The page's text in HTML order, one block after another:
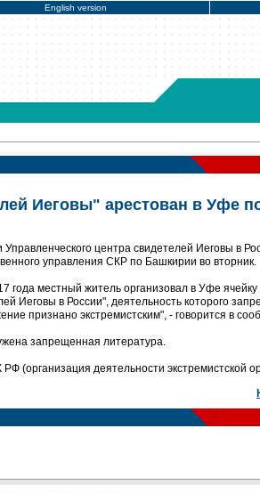
English version
Иеговы" арестован в Уфе
центра свидетелей Иеговы в
управления СКР по Башкирии во вторник.
года местный житель организовал в Уфе ячейку
Иеговы в России", деятельность которого
признано экстремистским", - говорится в
запрещенная литература.
(организация деятельности экстремистской